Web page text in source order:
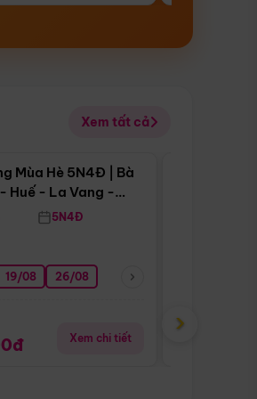
Xem tất cả
09/09 12/09
Điểm nổi bật
Mùa Hè 5N4Đ | Bà
Huế - La Vang -
5N4Đ
19/08 26/08
Xem chi tiết
Giá từ:
›